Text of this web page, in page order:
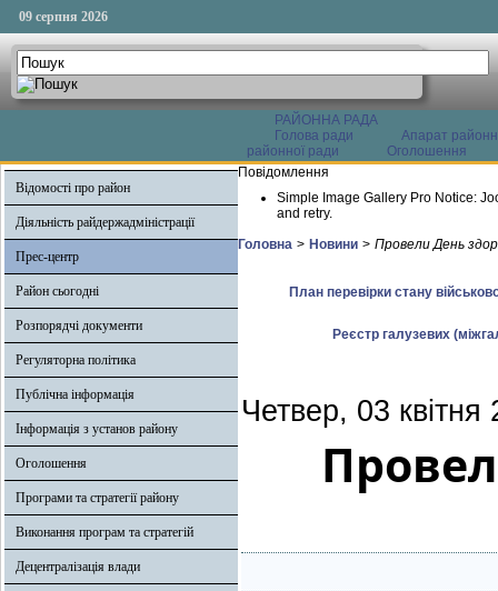
09 серпня 2026
РАЙОННА РАДА
Голова ради
Апарат
районної ради
Оголошення
Відомості про район
Діяльність райдержадміністрації
Прес-центр
Район сьогодні
Розпорядчі документи
Регуляторна політика
Публічна інформація
Інформація з установ району
Оголошення
Програми та стратегії району
Виконання програм та стратегій
Децентралізація влади
Повідомлення
Simple Image Gallery Pro Notice:
and retry.
Головна > Новини > Провели День
План перевірки стану
Реєстр галузевих
Четвер, 03